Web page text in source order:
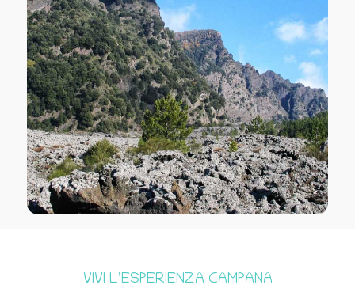
VIVI L’ESPERIENZA CAMPANA